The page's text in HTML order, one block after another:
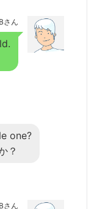
Bさん
one?
？
Bさん